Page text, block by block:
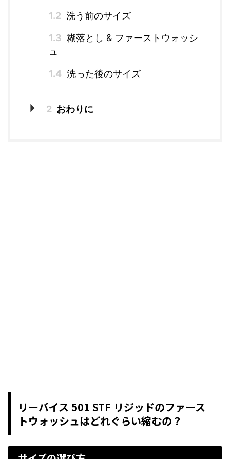
1.2 洗う前のサイズ
1.3 糊落とし & ファーストウォッシ
ュ
1.4 洗った後のサイズ
2 おわりに
リーバイス 501 STF リジッドのファース
トウォッシュはどれぐらい縮むの？